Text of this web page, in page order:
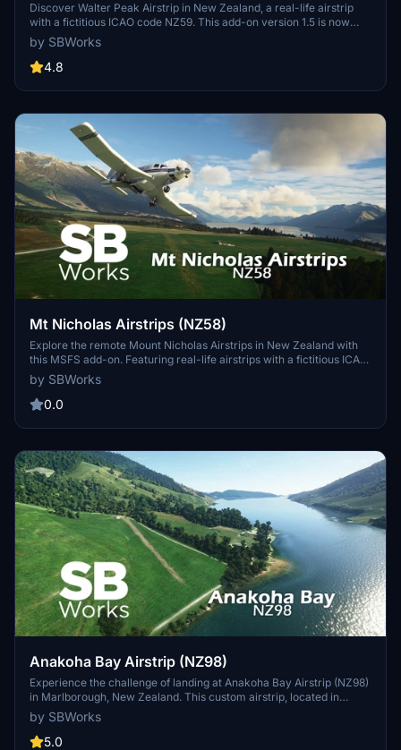
Discover Walter Peak Airstrip in New Zealand, a real-life airstrip
with a fictitious ICAO code NZ59. This add-on version 1.5 is now
compatible with World Update 12 "New Zealand." Located on the
shore of Lake Wakatipu, this flat airstrip is perfect for a smooth
landing with aircraft like the Cessna Caravan. Enjoy the scenic
by SBWorks
4.8
Mt Nicholas Airstrips (NZ58)
Explore the remote Mount Nicholas Airstrips in New Zealand with
this MSFS add-on. Featuring real-life airstrips with a fictitious ICAO
code, NZ58, nestled in the scenic Lake Wakatipu area of South
Island. Enhance your sim experience with custom handcrafted
buildings and detailed edits to the surrounding landscape. Ideal for
to the Lake Wakatipu airstrip collection.
by SBWorks
0.0
Anakoha Bay Airstrip (NZ98)
Experience the challenge of landing at Anakoha Bay Airstrip (NZ98)
in Marlborough, New Zealand. This custom airstrip, located in
Anakoha Bay on the slopes of Mt Stokes, offers a unique approach
over the sea or through the valley. Version 1.5 is now compatible
with the World Update 12 "New Zealand" and includes additional
by SBWorks
5.0